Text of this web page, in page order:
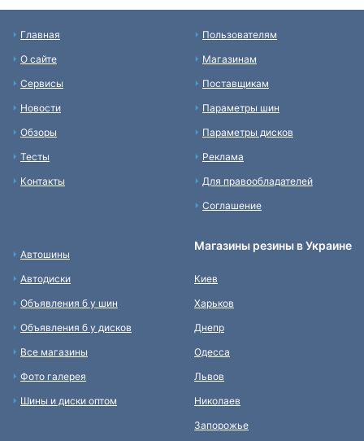
Главная
О сайте
Сервисы
Новости
Обзоры
Тесты
Контакты
Пользователям
Магазинам
Поставщикам
Параметры шин
Параметры дисков
Реклама
Для правообладателей
Соглашение
Автошины
Автодиски
Объявления б у шин
Объявления б у дисков
Все магазины
Фото галерея
Шины и диски оптом
Магазины резины в Украине
Киев
Харьков
Днепр
Одесса
Львов
Николаев
Запорожье